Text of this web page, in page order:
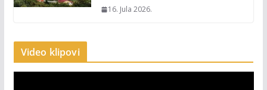
16. Jula 2026.
Video klipovi